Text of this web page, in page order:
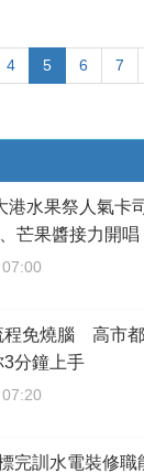
4 5 6 7
港水果祭人氣
芒果醬接力開唱
程免燒腦 高市
分鐘上手
完訓水電裝修